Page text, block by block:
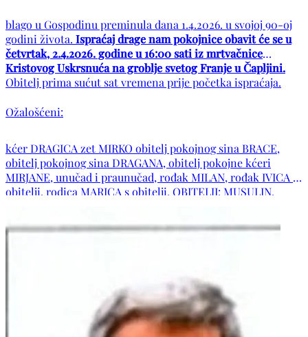
blago u Gospodinu preminula dana 1.4.2026. u svojoj 90-oj
godini života. Ispraćaj drage nam pokojnice obavit će se u
četvrtak, 2.4.2026. godine u 16:00 sati iz mrtvačnice
Kristovog Uskrsnuća na groblje svetog Franje u Čapljini.
Obitelj prima sućut sat vremena prije početka ispraćaja.
Ožalošćeni:
kćer DRAGICA zet MIRKO obitelj pokojnog sina BRACE,
obitelj pokojnog sina DRAGANA, obitelj pokojne kćeri
MIRJANE, unučad i praunučad, rođak MILAN, rođak IVICA s
obitelji, rodica MARICA s obitelji. OBITELJI: MUSULIN,
BOŽJEM !